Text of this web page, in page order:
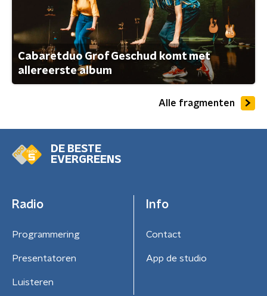
Cabaretduo Grof Geschud komt met
allereerste album
Alle fragmenten
DE BESTE
EVERGREENS
Radio
Programmering
Presentatoren
Luisteren
Info
Contact
App de studio